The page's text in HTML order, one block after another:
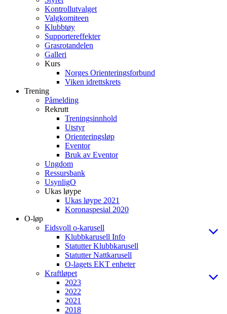
Kontrollutvalget
Valgkomiteen
Klubbtøy
Supportereffekter
Grasrotandelen
Galleri
Kurs
Norges Orienteringsforbund
Viken idrettskrets
Trening
Påmelding
Rekrutt
Treningsinnhold
Utstyr
Orienteringsløp
Eventor
Bruk av Eventor
Ungdom
Ressursbank
UsynligO
Ukas løype
Ukas løype 2021
Koronaspesial 2020
O-løp
Eidsvoll o-karusell
Klubbkarusell Info
Statutter Klubbkarusell
Statutter Nattkarusell
O-lagets EKT enheter
Kraftløpet
2023
2022
2021
2018